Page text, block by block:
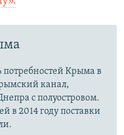
потребностей Крыма в
канал,
с полуостровом.
в 2014 году поставки